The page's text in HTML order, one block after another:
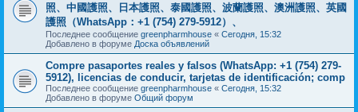
照、中國護照、日本護照、泰國護照、波蘭護照、澳洲護照、英國
護照（WhatsApp：+1 (754) 279-5912）、
Последнее сообщение greenpharmhouse « Сегодня, 15:32
Добавлено в форуме Доска объявлений
Compre pasaportes reales y falsos (WhatsApp: +1 (754) 279-
5912), licencias de conducir, tarjetas de identificación; comp
Последнее сообщение greenpharmhouse « Сегодня, 15:32
Добавлено в форуме Общий форум